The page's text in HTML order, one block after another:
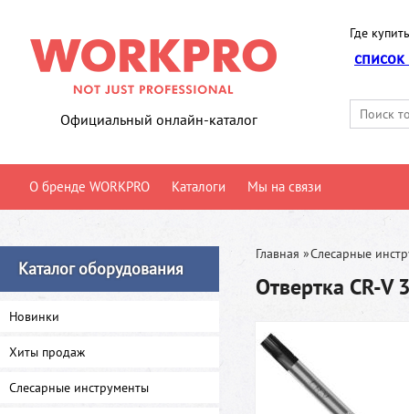
Официальный онлайн-каталог
Где
О бренде WORKPRO Каталоги Мы на связи
Каталог оборудования
Новинки
Хиты продаж
Слесарные инструменты
Главная »Слесарные
Отвертка CR-